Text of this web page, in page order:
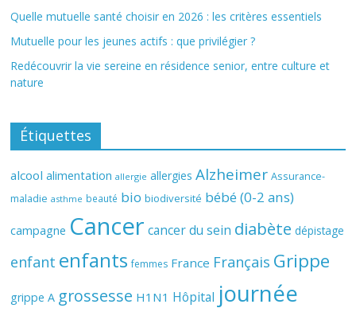
Quelle mutuelle santé choisir en 2026 : les critères essentiels
Mutuelle pour les jeunes actifs : que privilégier ?
Redécouvrir la vie sereine en résidence senior, entre culture et
nature
Étiquettes
alcool alimentation allergie allergies Alzheimer Assurance-
maladie asthme beauté bio biodiversité bébé (0-2 ans)
campagne Cancer cancer du sein diabète dépistage
enfant enfants femmes France Français Grippe
grippe A grossesse H1N1 Hôpital journée